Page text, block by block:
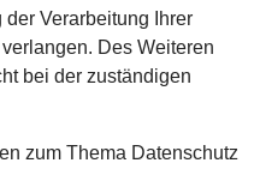
Verarbeitung Ihrer
Des Weiteren
bei der zuständigen
zum Thema Datenschutz